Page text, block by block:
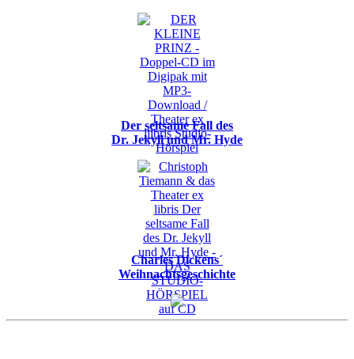
Der seltsame Fall des
Dr. Jekyll und Mr. Hyde
Charles Dickens´
Weihnachtsgeschichte